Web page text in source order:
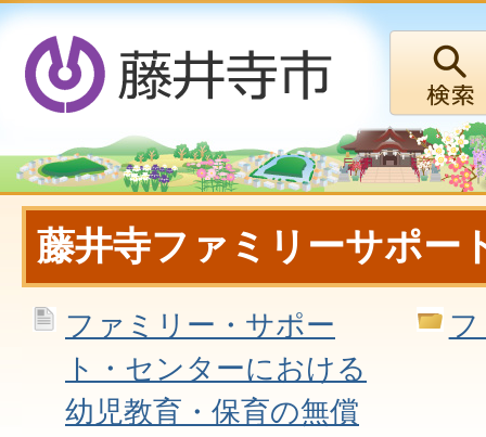
藤井寺ファミリーサポー
ファミリー・サポー
ト・センターにおける
幼児教育・保育の無償